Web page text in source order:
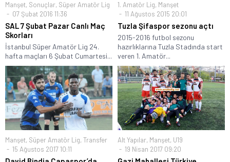
Manşet, Sonuçlar, Süper Amatör Lig
07 Şubat 2016 11:36
SAL 7 Şubat Pazar Canlı Maç
Skorları
İstanbul Süper Amatör Lig 24.
hafta maçları 6 Şubat Cumartesi...
1. Amatör Lig, Manşet
11 Ağustos 2015 20:01
Tuzla Şifaspor sezonu açtı
2015-2016 futbol sezonu
hazırlıklarına Tuzla Stadında start
veren 1. Amatör...
Manşet, Süper Amatör Lig, Transfer
15 Ağustos 2017 10:11
Alt Yapılar, Manşet, U19
19 Nisan 2017 09:20